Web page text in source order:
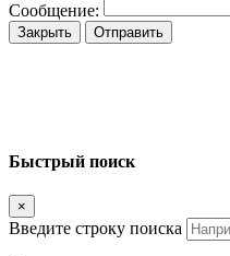
Сообщение:
Закрыть Отправить
Быстрый поиск
×
Введите строку поиска